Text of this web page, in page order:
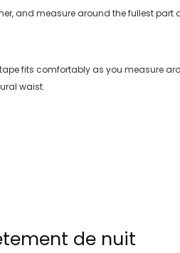
and measure around the fullest part
fits comfortably as you measure
waist.
de nuit